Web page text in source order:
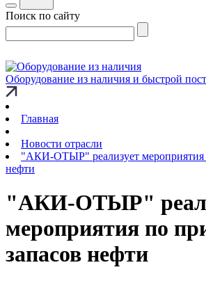
Поиск по сайту
Оборудование из наличия и быстрой
Главная
Новости отрасли
"АКИ-ОТЫР" реализует мероприятия
нефти
"АКИ-ОТЫР"
мероприятия по
запасов нефти